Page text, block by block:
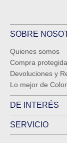
SOBRE
Quienes somos
Compra protegida
Devoluciones y
Lo mejor de
DE INTERÉS
SERVICIO